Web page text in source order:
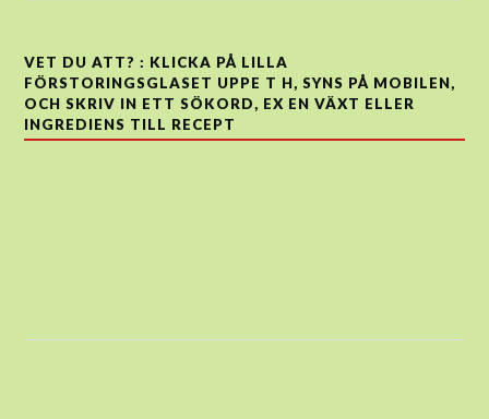
VET DU ATT? : KLICKA PÅ LILLA
FÖRSTORINGSGLASET UPPE T H, SYNS PÅ MOBILEN,
OCH SKRIV IN ETT SÖKORD, EX EN VÄXT ELLER
INGREDIENS TILL RECEPT